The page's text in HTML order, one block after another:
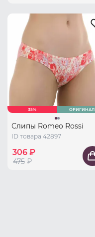
35% ОРИГИНАЛ
Слипы Romeo Rossi
ID товара 42897
306 ₽
475 ₽